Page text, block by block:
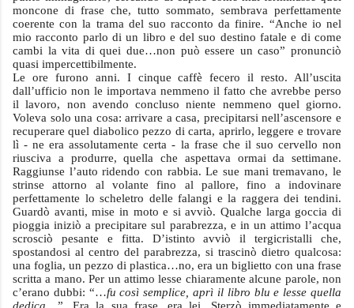
moncone di frase che, tutto sommato, sembrava perfettamente
coerente con la trama del suo racconto da finire. “Anche io nel
mio racconto parlo di un libro e del suo destino fatale e di come
cambi la vita di quei due…non può essere un caso” pronunciò
quasi impercettibilmente.
Le ore furono anni. I cinque caffè fecero il resto. All’uscita
dall’ufficio non le importava nemmeno il fatto che avrebbe perso
il lavoro, non avendo concluso niente nemmeno quel giorno.
Voleva solo una cosa: arrivare a casa, precipitarsi nell’ascensore e
recuperare quel diabolico pezzo di carta, aprirlo, leggere e trovare
lì - ne era assolutamente certa - la frase che il suo cervello non
riusciva a produrre, quella che aspettava ormai da settimane.
Raggiunse l’auto ridendo con rabbia. Le sue mani tremavano, le
strinse attorno al volante fino al pallore, fino a indovinare
perfettamente lo scheletro delle falangi e la raggera dei tendini.
Guardò avanti, mise in moto e si avviò. Qualche larga goccia di
pioggia iniziò a precipitare sul parabrezza, e in un attimo l’acqua
scrosciò pesante e fitta. D’istinto avviò il tergicristalli che,
spostandosi al centro del parabrezza, si trascinò dietro qualcosa:
una foglia, un pezzo di plastica…no, era un biglietto con una frase
scritta a mano. Per un attimo lesse chiaramente alcune parole, non
c’erano dubbi: “…fu così semplice, aprì il libro blu e lesse quella